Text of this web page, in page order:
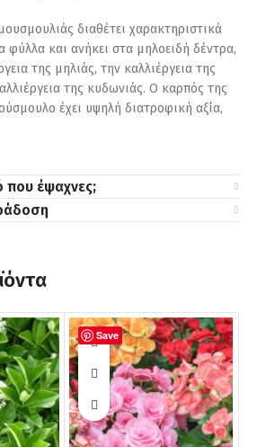
διαθέτει χαρακτηριστικά
φύλλα και ανήκει στα μηλοειδή δέντρα,
της μηλιάς, την καλλιέργεια της
της κυδωνιάς. Ο καρπός της
έχει υψηλή διατροφική αξία,
που έψαχνες;
Save